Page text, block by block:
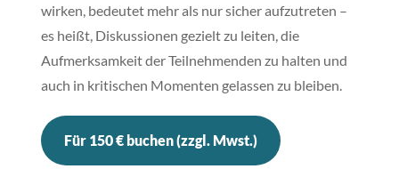
wirken, bedeutet mehr als nur sicher aufzutreten –
es heißt, Diskussionen gezielt zu leiten, die
Aufmerksamkeit der Teilnehmenden zu halten und
auch in kritischen Momenten gelassen zu bleiben.
Für 150 € buchen (zzgl. Mwst.)